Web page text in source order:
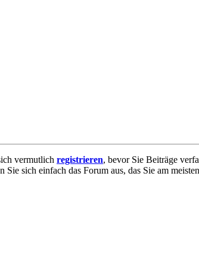
vermutlich registrieren, bevor Sie Beiträge
sich einfach das Forum aus, das Sie am